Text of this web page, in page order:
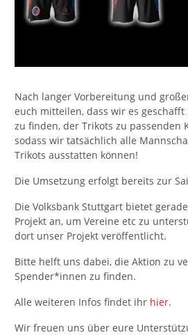
Nach langer Vorbereitung und
euch mitteilen, dass wir es
zu finden, der Trikots zu passenden
sodass wir tatsächlich alle
Trikots ausstatten können!
Die Umsetzung erfolgt bereits zur
Die Volksbank Stuttgart bietet
Projekt an, um Vereine etc zu
dort unser Projekt veröffentlicht.
Bitte helft uns dabei, die Aktion zu
Spender*innen zu finden.
Alle weiteren Infos findet ihr hier.
Wir freuen uns über eure